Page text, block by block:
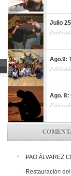
Julio
Ago.9:
Ago. 8:
PAO ÁLVAREZ
Restauración